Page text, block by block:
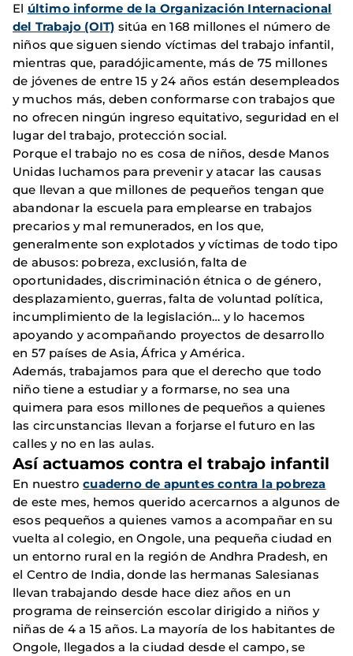
El último informe de la Organización Internacional
del Trabajo (OIT) sitúa en 168 millones el número de
niños que siguen siendo víctimas del trabajo infantil,
mientras que, paradójicamente, más de 75 millones
de jóvenes de entre 15 y 24 años están desempleados
y muchos más, deben conformarse con trabajos que
no ofrecen ningún ingreso equitativo, seguridad en el
lugar del trabajo, protección social.
Porque el trabajo no es cosa de niños, desde Manos
Unidas luchamos para prevenir y atacar las causas
que llevan a que millones de pequeños tengan que
abandonar la escuela para emplearse en trabajos
precarios y mal remunerados, en los que,
generalmente son explotados y víctimas de todo tipo
de abusos: pobreza, exclusión, falta de
oportunidades, discriminación étnica o de género,
desplazamiento, guerras, falta de voluntad política,
incumplimiento de la legislación… y lo hacemos
apoyando y acompañando proyectos de desarrollo
en 57 países de Asia, África y América.
Además, trabajamos para que el derecho que todo
niño tiene a estudiar y a formarse, no sea una
quimera para esos millones de pequeños a quienes
las circunstancias llevan a forjarse el futuro en las
calles y no en las aulas.
Así actuamos contra el trabajo infantil
En nuestrocuaderno de apuntes contra la pobreza
de este mes, hemos querido acercarnos a algunos de
esos pequeños a quienes vamos a acompañar en su
vuelta al colegio, en Ongole, una pequeña ciudad en
un entorno rural en la región de Andhra Pradesh, en
el Centro de India, donde las hermanas Salesianas
llevan trabajando desde hace diez años en un
programa de reinserción escolar dirigido a niños y
niñas de 4 a 15 años. La mayoría de los habitantes de
Ongole, llegados a la ciudad desde el campo, se